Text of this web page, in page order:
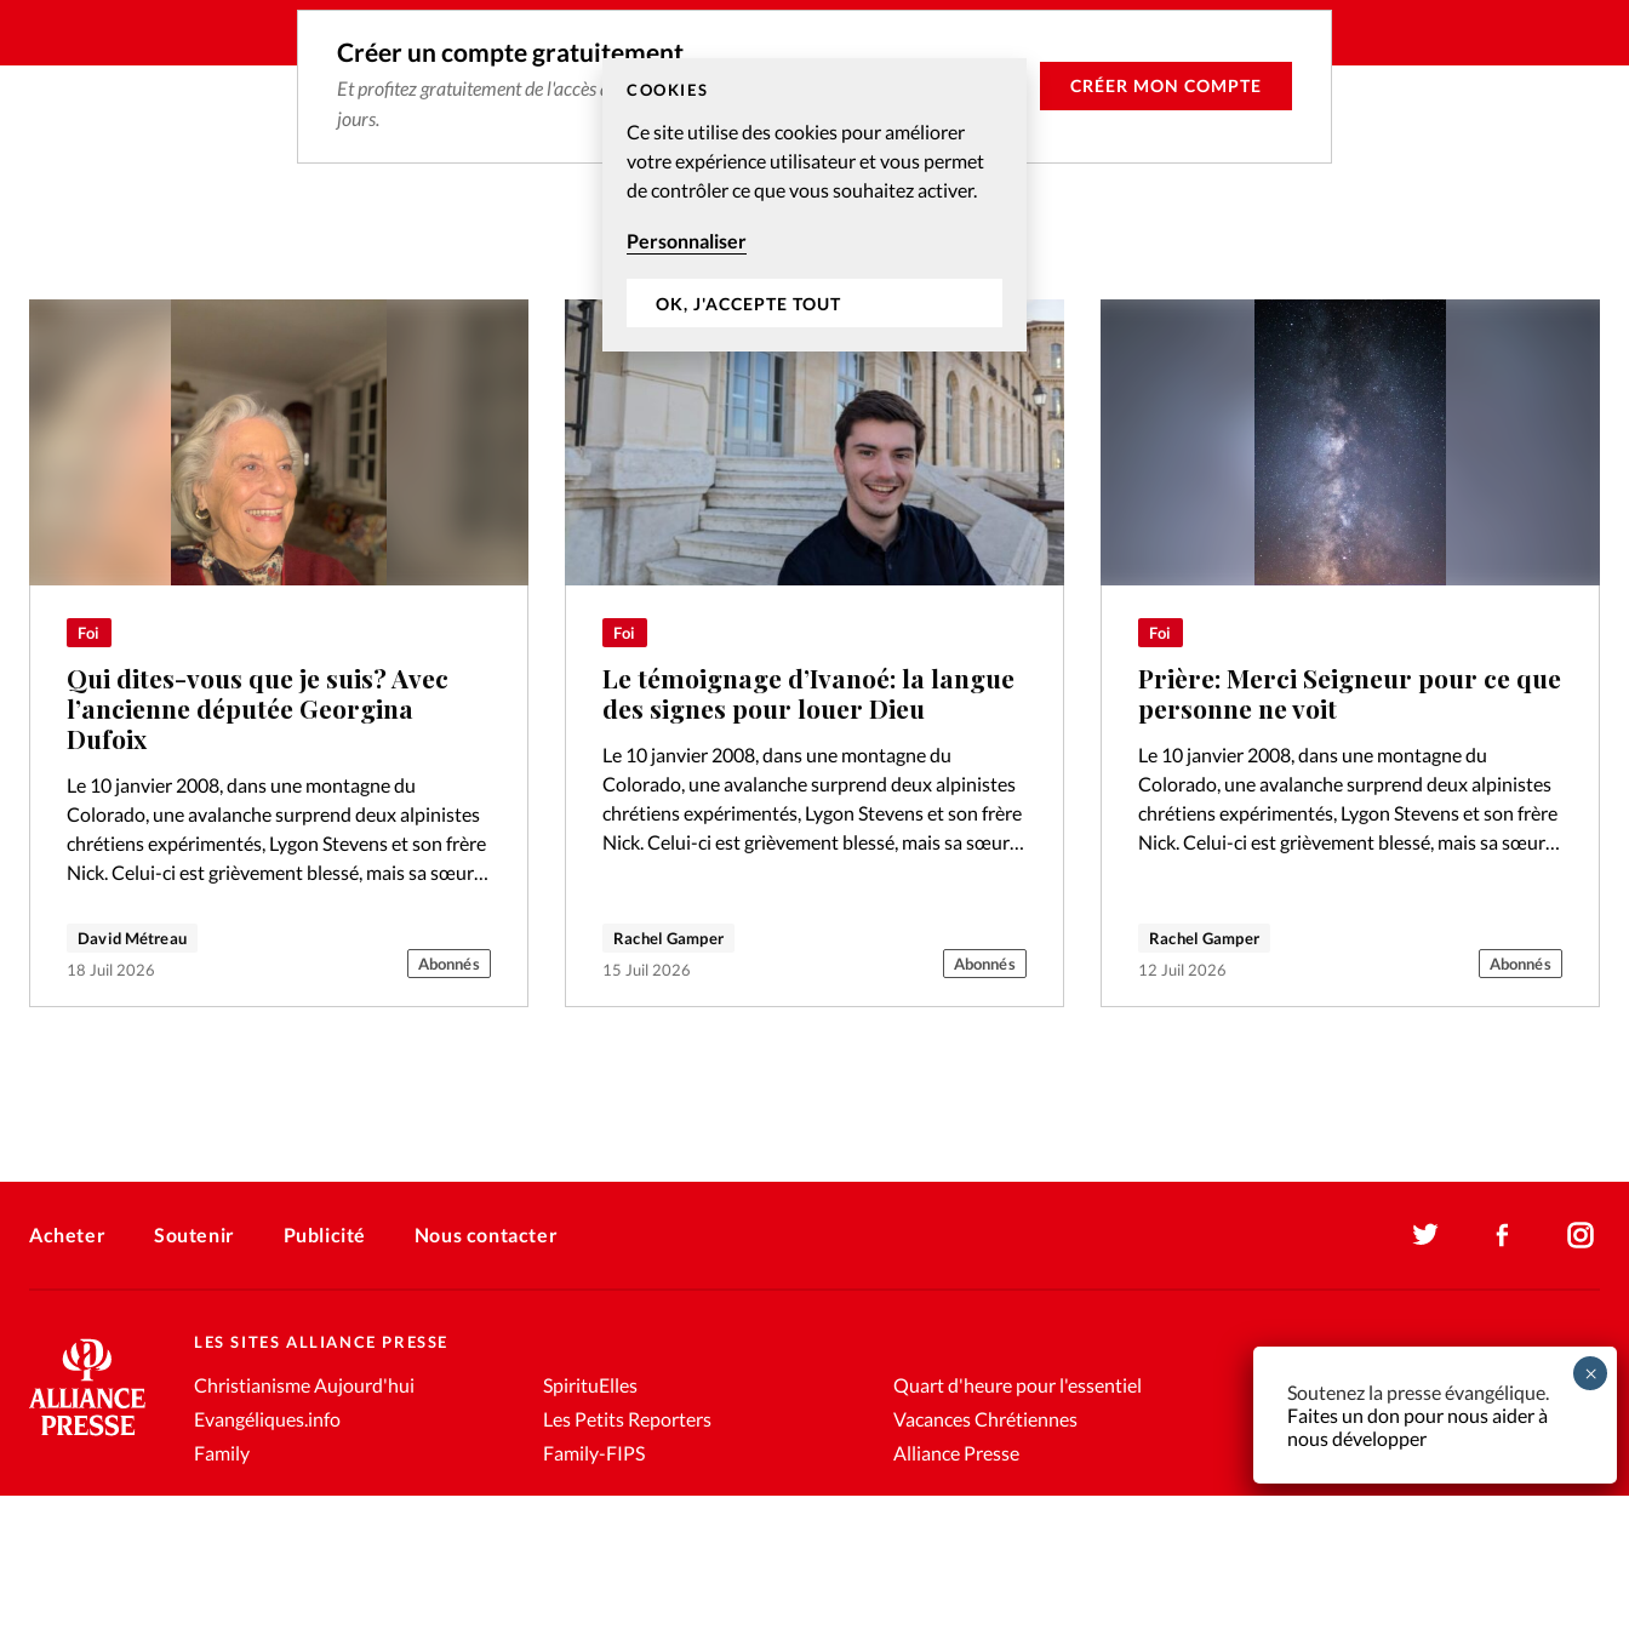
COOKIES
Ce site utilise des cookies pour améliorer
votre expérience utilisateur et vous permet
de contrôler ce que vous souhaitez activer.
Personnaliser
OK, J'ACCEPTE TOUT
Créer un compte gratuitement
Et profitez gratuitement de l'accès aux articles web réservés aux abonnés pendant 14
jours.
CRÉER MON COMPTE
Foi
Qui dites-vous que je suis? Avec
l’ancienne députée Georgina
Dufoix
Le 10 janvier 2008, dans une montagne du
Colorado, une avalanche surprend deux alpinistes
chrétiens expérimentés, Lygon Stevens et son frère
Nick. Celui-ci est grièvement blessé, mais sa sœur
David Métreau
18 Juil 2026
Abonnés
Foi
Le témoignage d’Ivanoé: la langue
des signes pour louer Dieu
Le 10 janvier 2008, dans une montagne du
Colorado, une avalanche surprend deux alpinistes
chrétiens expérimentés, Lygon Stevens et son frère
Nick. Celui-ci est grièvement blessé, mais sa sœur
Rachel Gamper
15 Juil 2026
Abonnés
Foi
Prière: Merci Seigneur pour ce que
personne ne voit
Le 10 janvier 2008, dans une montagne du
Colorado, une avalanche surprend deux alpinistes
chrétiens expérimentés, Lygon Stevens et son frère
Nick. Celui-ci est grièvement blessé, mais sa sœur
Rachel Gamper
12 Juil 2026
Abonnés
Acheter Soutenir Publicité Nous contacter
LES SITES ALLIANCE PRESSE
Christianisme Aujourd'hui
Evangéliques.info
Family
SpirituElles
Les Petits Reporters
Family-FIPS
Quart d'heure pour l'essentiel
Vacances Chrétiennes
Alliance Presse
Soutenez la presse évangélique.
Faites un don pour nous aider à
nous développer